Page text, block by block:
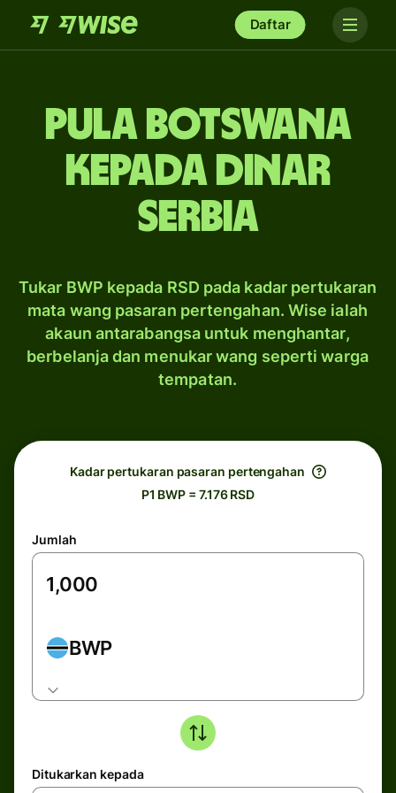
Daftar
pula Botswana
kepada dinar
Serbia
Tukar BWP kepada RSD pada kadar pertukaran
mata wang pasaran pertengahan. Wise ialah
akaun antarabangsa untuk menghantar,
berbelanja dan menukar wang seperti warga
tempatan.
Kadar pertukaran pasaran pertengahan
P1 BWP = 7.176 RSD
Jumlah
BWP
Ditukarkan kepada